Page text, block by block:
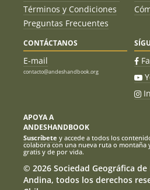
Términos y Condiciones
Preguntas Frecuentes
CONTÁCTANOS
E-mail
contacto@andeshandbook.org
APOYA A
ANDESHANDBOOK
Suscríbete y accede a todos los
colabora con una nueva ruta o montaña
gratis y de por vida.
© 2026 Sociedad Geográfica
Andina, todos los derechos